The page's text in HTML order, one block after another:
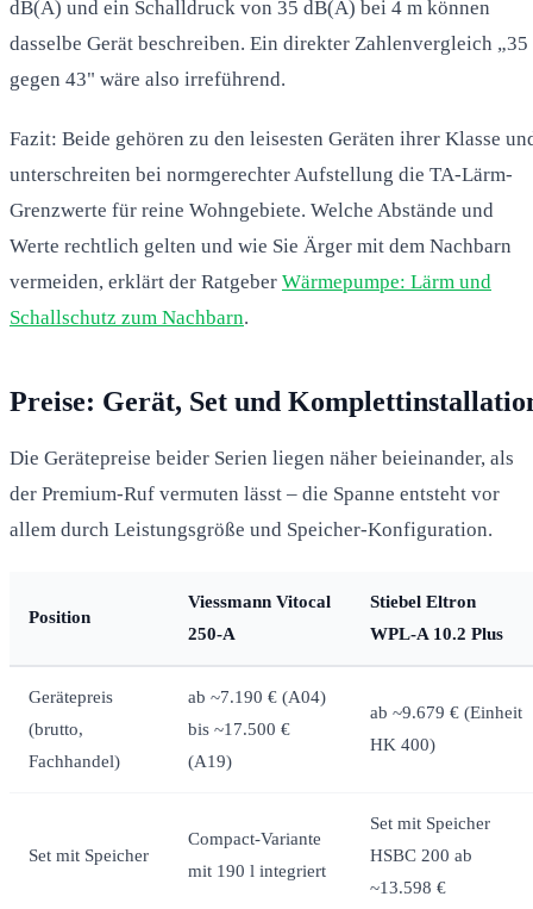
dB(A) und ein Schalldruck von 35 dB(A) bei 4 m können
dasselbe Gerät beschreiben. Ein direkter Zahlenvergleich „35
gegen 43" wäre also irreführend.
Fazit: Beide gehören zu den leisesten Geräten ihrer Klasse
unterschreiten bei normgerechter Aufstellung die TA-Lärm-
Grenzwerte für reine Wohngebiete. Welche Abstände und
Werte rechtlich gelten und wie Sie Ärger mit dem Nachbarn
vermeiden, erklärt der Ratgeber Wärmepumpe: Lärm und
Schallschutz zum Nachbarn.
Preise: Gerät, Set und
Die Gerätepreise beider Serien liegen näher beieinander, als
der Premium-Ruf vermuten lässt – die Spanne entsteht vor
allem durch Leistungsgröße und Speicher-Konfiguration.
Position
Viessmann Vitocal
250-A
Stiebel Eltron
WPL-A 10.2 Plus
Gerätepreis
(brutto,
Fachhandel)
ab ~7.190 € (A04)
bis ~17.500 €
(A19)
ab ~9.679 € (Einheit
HK 400)
Set mit Speicher
Compact-Variante
mit 190 l integriert
Set mit Speicher
HSBC 200 ab
~13.598 €